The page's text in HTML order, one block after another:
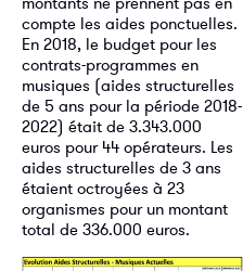
compte les aides ponctuelles.
En 2018, le budget pour les
contrats-programmes en
musiques (aides structurelles
de 5 ans pour la période 2018-
2022) était de 3.343.000
euros pour 44 opérateurs. Les
aides structurelles de 3 ans
étaient octroyées à 23
organismes pour un montant
total de 336.000 euros.